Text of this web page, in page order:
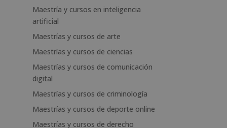
Maestría y cursos en inteligencia
artificial
Maestrías y cursos de arte
Maestrías y cursos de ciencias
Maestrías y cursos de comunicación
digital
Maestrías y cursos de criminología
Maestrías y cursos de deporte online
Maestrías y cursos de derecho